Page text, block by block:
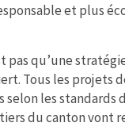
et plus
pas qu’une
Tous les projets
selon les
du canton vont